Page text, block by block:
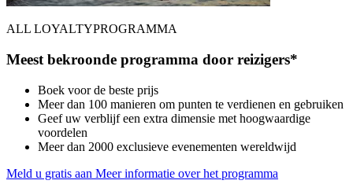
ALL LOYALTYPROGRAMMA
Meest bekroonde programma door reizigers*
Boek voor de beste prijs
Meer dan 100 manieren om punten te verdienen en gebruiken
Geef uw verblijf een extra dimensie met hoogwaardige
voordelen
Meer dan 2000 exclusieve evenementen wereldwijd
Meld u gratis aan Meer informatie over het programma